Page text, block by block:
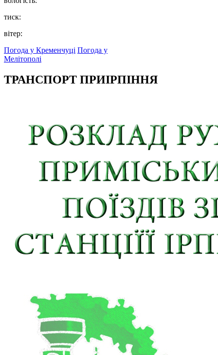
тиск:
вітер:
Погода у Кременчуці Погода у
Мелітополі
ТРАНСПОРТ ПРИІРПІННЯ